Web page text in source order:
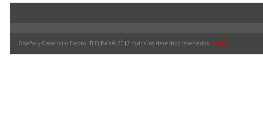
Diseño y Desarrollo Depto. TI El País © 2017 todos los derechos reservados.ELPAIS